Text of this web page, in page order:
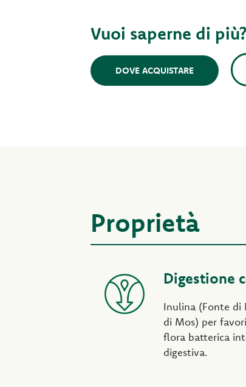
Vuoi saperne di più?
DOVE ACQUISTARE
Proprietà
Digestione
Inulina (Fonte di
di Mos) per
flora batterica
digestiva.